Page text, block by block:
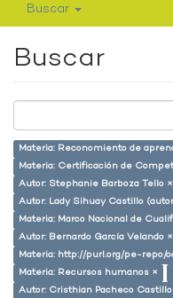
Buscar
Buscar
Materia: Reconomiento de
Materia: Certificación de
Autor: Stephanie Barboza Tello ×
Autor: Lady Sihuay Castillo
Materia: Marco Nacional de
Autor: Bernardo García Velando ×
Materia: http://purl.org/pe-repo/
Materia: Recursos humanos ×
Autor: Cristhian Pacheco